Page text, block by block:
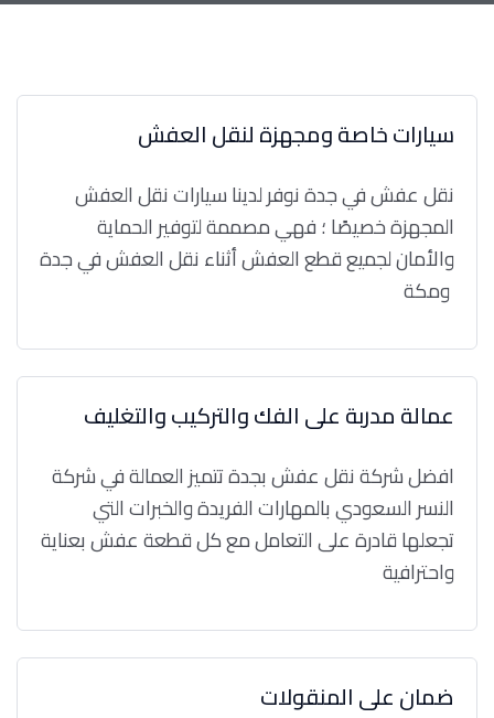
سيارات خاصة ومجهزة لنقل العفش
نقل عفش في جدة نوفر لدينا سيارات نقل العفش
المجهزة خصيصًا ؛ فهي مصممة لتوفير الحماية
والأمان لجميع قطع العفش أثناء نقل العفش في جدة
عمالة مدربة على الفك والتركيب والتغليف
افضل شركة نقل عفش بجدة تتميز العمالة في شركة
النسر السعودي بالمهارات الفريدة والخبرات التي
تجعلها قادرة على التعامل مع كل قطعة عفش بعناية
واحترافية
ضمان على المنقولات